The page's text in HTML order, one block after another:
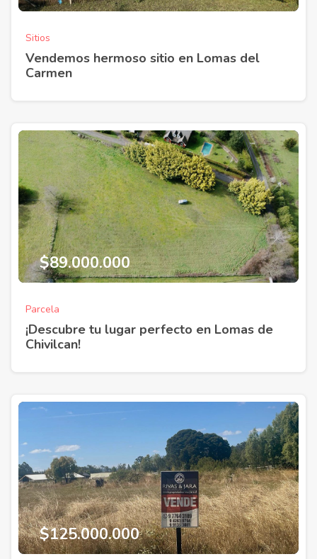
Sitios
Vendemos hermoso sitio en Lomas del
Carmen
$89.000.000
Parcela
¡Descubre tu lugar perfecto en Lomas de
Chivilcan!
$125.000.000